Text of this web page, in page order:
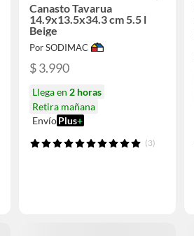
Canasto Tavarua
14.9x13.5x34.3 cm 5.5 l
Beige
Por SODIMAC
$ 3.990
Llega en 2 horas
Retira mañana
EnvíoPlus+
(3)